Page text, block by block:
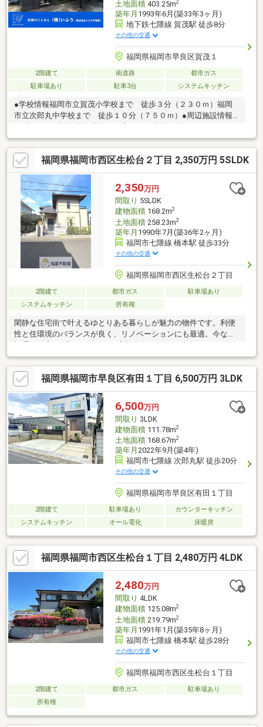
土地面積403.25m2
築年月 1993年6月(築33年3ヶ月)
地下鉄七隈線 賀茂駅 徒歩8分
その他の交通
福岡県福岡市早良区賀茂１
2階建て 南道路
都市ガス
駐車場あり
駐車3台 システムキッチン
●学校情報福岡市立賀茂小学校まで 徒歩３分（２３０ｍ）福岡
市立次郎丸中学校まで 徒歩１０分（７５０ｍ）●周辺施設情報
ニー星の原店まで 徒歩８分（６００ｍ）●ハザードマップ情報
本物件はハザードマップによる浸水想定区域には指定されていま
せんが、指定されていない区域においても浸水が発生する場合が
あります。＼土日祝日も営業中！／＜メール登録で優先的に新着
物件配信可能です！＞不動産売買は『株式会社いふう』にお任せ
ください！“あんしんスッキリ対話型”ご質問や内覧のご希望もお
気軽にご連絡ください♪
福岡県福岡市西区生松台２丁目 2,350万円 5SLDK
2,350万円
間取り 5SLDK
建物面積168.2m2
土地面積258.23m2
築年月 1990年7月(築36年2ヶ月)
福岡市七隈線 橋本駅 徒歩33分
その他の交通
福岡県福岡市西区生松台２丁目
2階建て 都市ガス
駐車場あり
システムキッチン
所有権
閑静な住宅街で叶えるゆとりある暮らしが魅力の物件です。利便
性と住環境のバランスが良く、リノベーションにも最適。今なら
福岡県福岡市早良区有田１丁目 6,500万円 3LDK
6,500万円
間取り 3LDK
建物面積111.78m2
土地面積168.67m2
築年月 2022年9月(築4年)
福岡市七隈線 次郎丸駅 徒歩20分
その他の交通
福岡県福岡市早良区有田１丁目
2階建て 駐車場あり
カウンターキッチン
システムキッチン
オール電化 床暖房
福岡県福岡市西区生松台１丁目 2,480万円 4LDK
2,480万円
間取り 4LDK
建物面積125.08m2
土地面積219.79m2
築年月 1991年1月(築35年8ヶ月)
福岡市七隈線 橋本駅 徒歩28分
その他の交通
福岡県福岡市西区生松台１丁目
2階建て 都市ガス
駐車場あり
所有権